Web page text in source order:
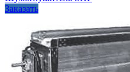
Заказать